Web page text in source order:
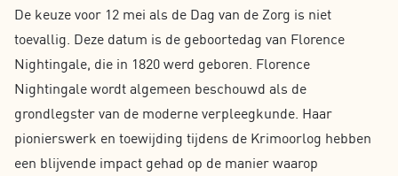
De keuze voor 12 mei als de Dag van de Zorg is niet
toevallig. Deze datum is de geboortedag van Florence
Nightingale, die in 1820 werd geboren. Florence
Nightingale wordt algemeen beschouwd als de
grondlegster van de moderne verpleegkunde. Haar
pionierswerk en toewijding tijdens de Krimoorlog hebben
een blijvende impact gehad op de manier waarop